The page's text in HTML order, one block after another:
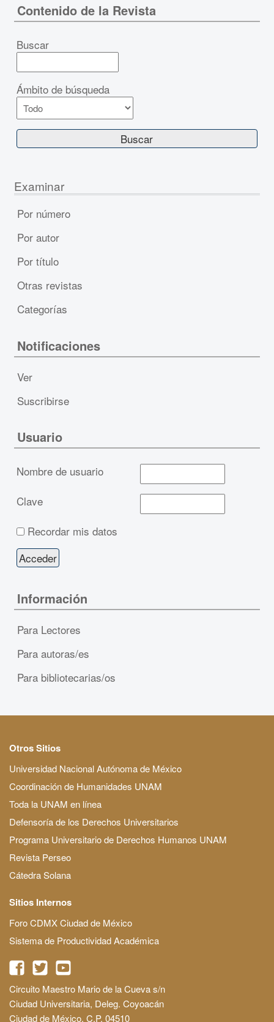
Contenido de la Revista
Buscar
Ámbito de búsqueda
Examinar
Por número
Por autor
Por título
Otras revistas
Categorías
Notificaciones
Ver
Suscribirse
Usuario
Nombre de usuario
Clave
Recordar mis datos
Información
Para Lectores
Para autoras/es
Para bibliotecarias/os
Otros Sitios
Universidad Nacional Autónoma de México
Coordinación de Humanidades UNAM
Toda la UNAM en línea
Defensoría de los Derechos Universitarios
Programa Universitario de Derechos Humanos UNAM
Revista Perseo
Cátedra Solana
Sitios Internos
Foro CDMX Ciudad de México
Sistema de Productividad Académica
Circuito Maestro Mario de la Cueva s/n
Ciudad Universitaria, Deleg. Coyoacán
Ciudad de México, C.P. 04510